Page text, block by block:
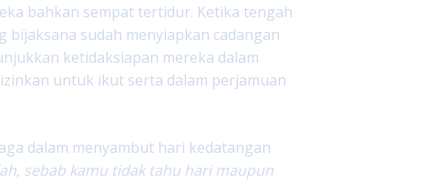
bahkan sempat tertidur. Ketika tengah
bijaksana sudah menyiapkan cadangan
ketidaksiapan mereka dalam
untuk ikut serta dalam perjamuan
dalam menyambut hari kedatangan
sebab kamu tidak tahu hari maupun